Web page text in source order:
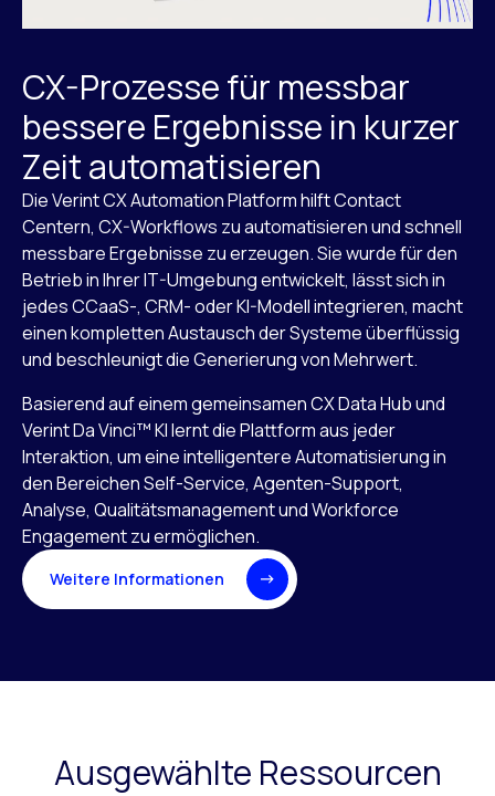
CX-Prozesse für messbar
bessere Ergebnisse in kurzer
Zeit automatisieren
Die Verint CX Automation Platform hilft Contact
Centern, CX-Workflows zu automatisieren und schnell
messbare Ergebnisse zu erzeugen. Sie wurde für den
Betrieb in Ihrer IT-Umgebung entwickelt, lässt sich in
jedes CCaaS-, CRM- oder KI-Modell integrieren, macht
einen kompletten Austausch der Systeme überflüssig
und beschleunigt die Generierung von Mehrwert.
Basierend auf einem gemeinsamen CX Data Hub und
Verint Da Vinci™ KI lernt die Plattform aus jeder
Interaktion, um eine intelligentere Automatisierung in
den Bereichen Self-Service, Agenten-Support,
Analyse, Qualitätsmanagement und Workforce
Engagement zu ermöglichen.
Weitere Informationen
Ausgewählte Ressourcen